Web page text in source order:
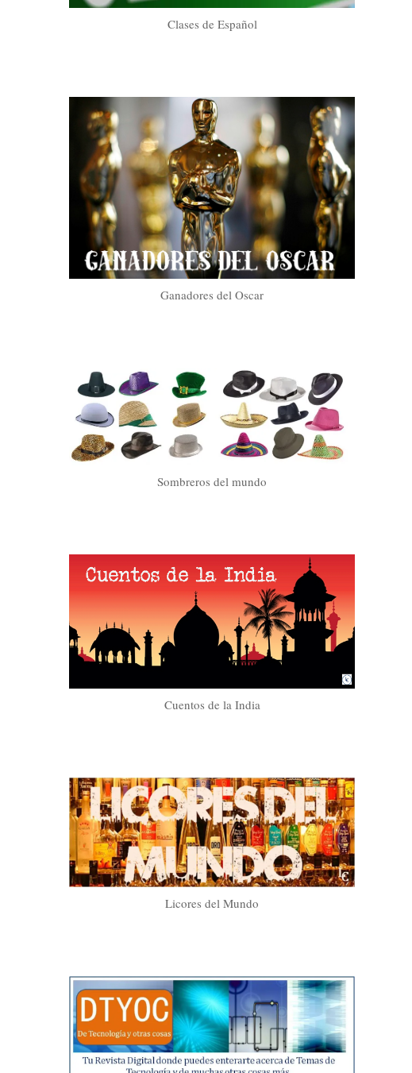
Clases de Español
Ganadores del Oscar
Sombreros del mundo
Cuentos de la India
Licores del Mundo